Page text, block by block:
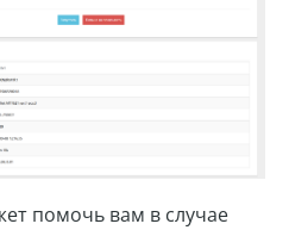
помочь вам в случае